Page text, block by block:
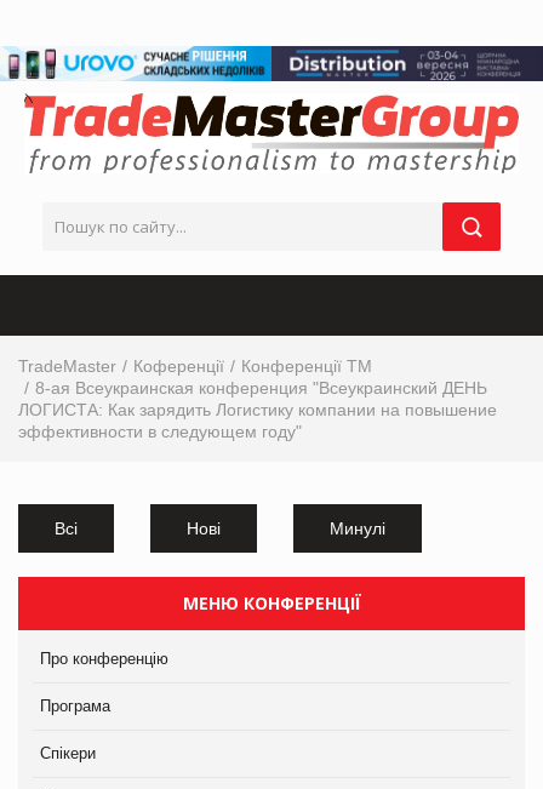
TradeMaster Коференції
Конференції ТМ
8-ая Всеукраинская конференция "Всеукраинский ДЕНЬ
ЛОГИСТА: Как зарядить Логистику компании на повышение
эффективности в следующем году"
Всі Нові Минулі
МЕНЮ КОНФЕРЕНЦІЇ
Про конференцію
Програма
Спікери